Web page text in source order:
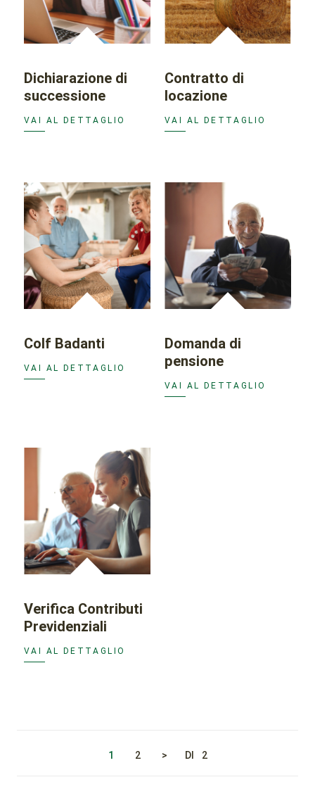
Dichiarazione di
successione
VAI AL DETTAGLIO
Contratto di
locazione
VAI AL DETTAGLIO
Colf Badanti
VAI AL DETTAGLIO
Domanda di
pensione
VAI AL DETTAGLIO
Verifica Contributi
Previdenziali
VAI AL DETTAGLIO
1 2 > DI 2